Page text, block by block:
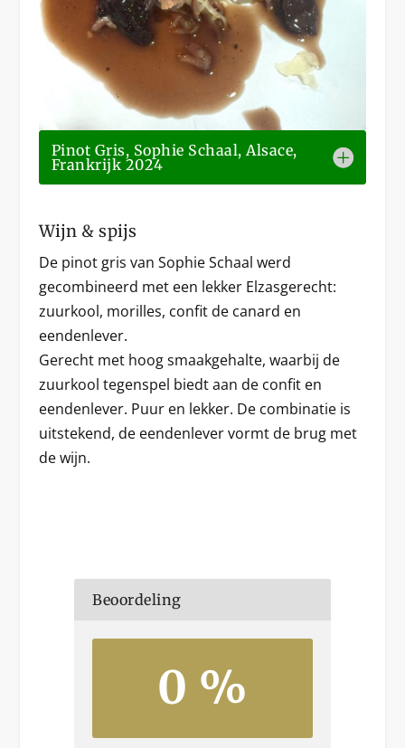
Pinot Gris, Sophie Schaal, Alsace,
Frankrijk 2024
Wijn & spijs
De pinot gris van Sophie Schaal werd
gecombineerd met een lekker Elzasgerecht:
zuurkool, morilles, confit de canard en
eendenlever.
Gerecht met hoog smaakgehalte, waarbij de
zuurkool tegenspel biedt aan de confit en
eendenlever. Puur en lekker. De combinatie is
uitstekend, de eendenlever vormt de brug met
de wijn.
Beoordeling
0 %